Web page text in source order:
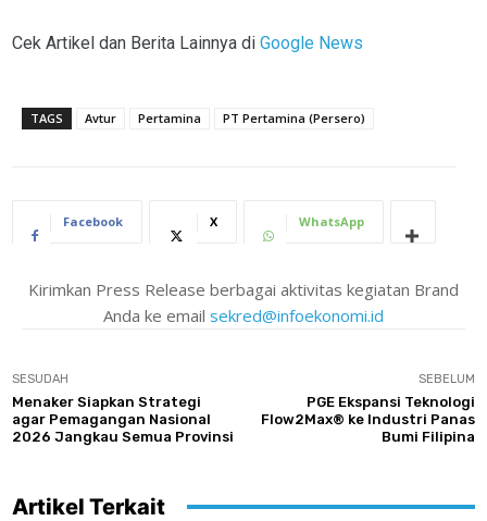
Cek Artikel dan Berita Lainnya di Google News
TAGS Avtur Pertamina PT Pertamina (Persero)
Facebook X WhatsApp
Kirimkan Press Release berbagai aktivitas kegiatan Brand
Anda ke email sekred@infoekonomi.id
SESUDAH
Menaker Siapkan Strategi
agar Pemagangan Nasional
2026 Jangkau Semua Provinsi
SEBELUM
PGE Ekspansi Teknologi
Flow2Max® ke Industri Panas
Bumi Filipina
Artikel Terkait